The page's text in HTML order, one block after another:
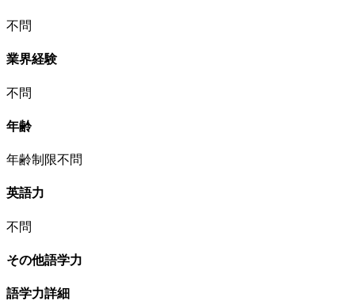
不問
業界経験
不問
年齢
年齢制限不問
英語力
不問
その他語学力
語学力詳細